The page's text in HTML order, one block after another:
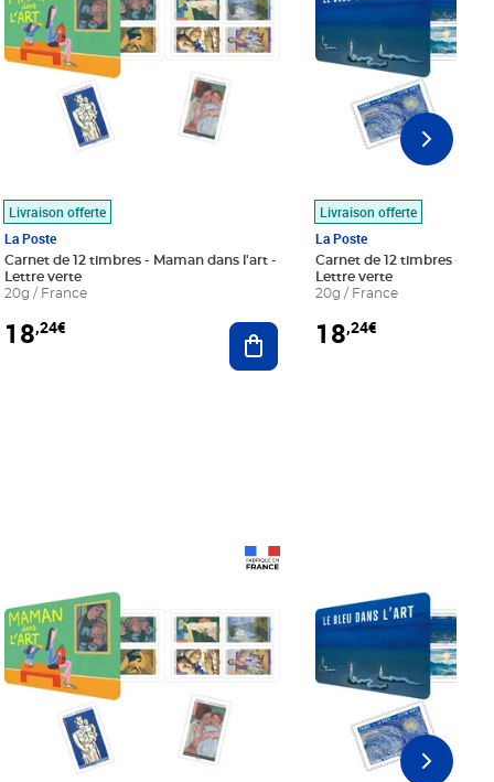
au panier
Livraison offerte
La Poste
Carnet de 12 timbres - Maman dans l'art -
Lettre verte
20g / France
18,24€ Ajouter au panier
Livraison offerte
La Poste
Carnet de 12 timbres - Le
Lettre verte
20g / France
18,24€